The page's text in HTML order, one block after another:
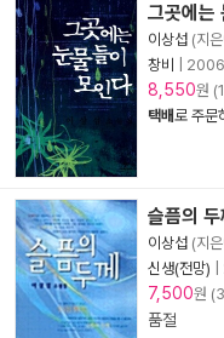
그곳에는
이상섭 (지
창비
8,550원
택배로 주문
슬픔의 두
이상섭 (지
신생(전망)
7,500원
품절